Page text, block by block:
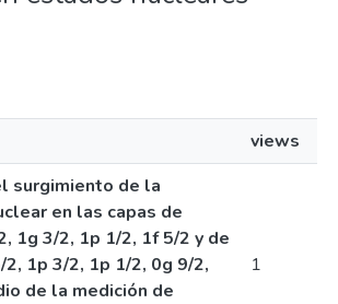
views
surgimiento de la
en las capas de
1g 3/2, 1p 1/2, 1f 5/2 y de
1p 3/2, 1p 1/2, 0g 9/2,
de la medición de
1